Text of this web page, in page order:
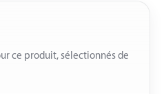
ce produit, sélectionnés de